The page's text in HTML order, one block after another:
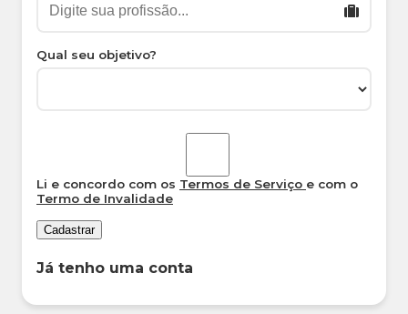
Qual seu objetivo?
Li e concordo com os Termos de Serviço e com o
Termo de Invalidade
Cadastrar
Já tenho uma conta